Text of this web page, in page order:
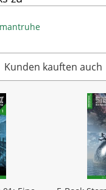
Kunden kauften auch